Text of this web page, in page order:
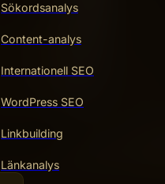
Sökordsanalys
Content-analys
Internationell SEO
WordPress SEO
Linkbuilding
Länkanalys